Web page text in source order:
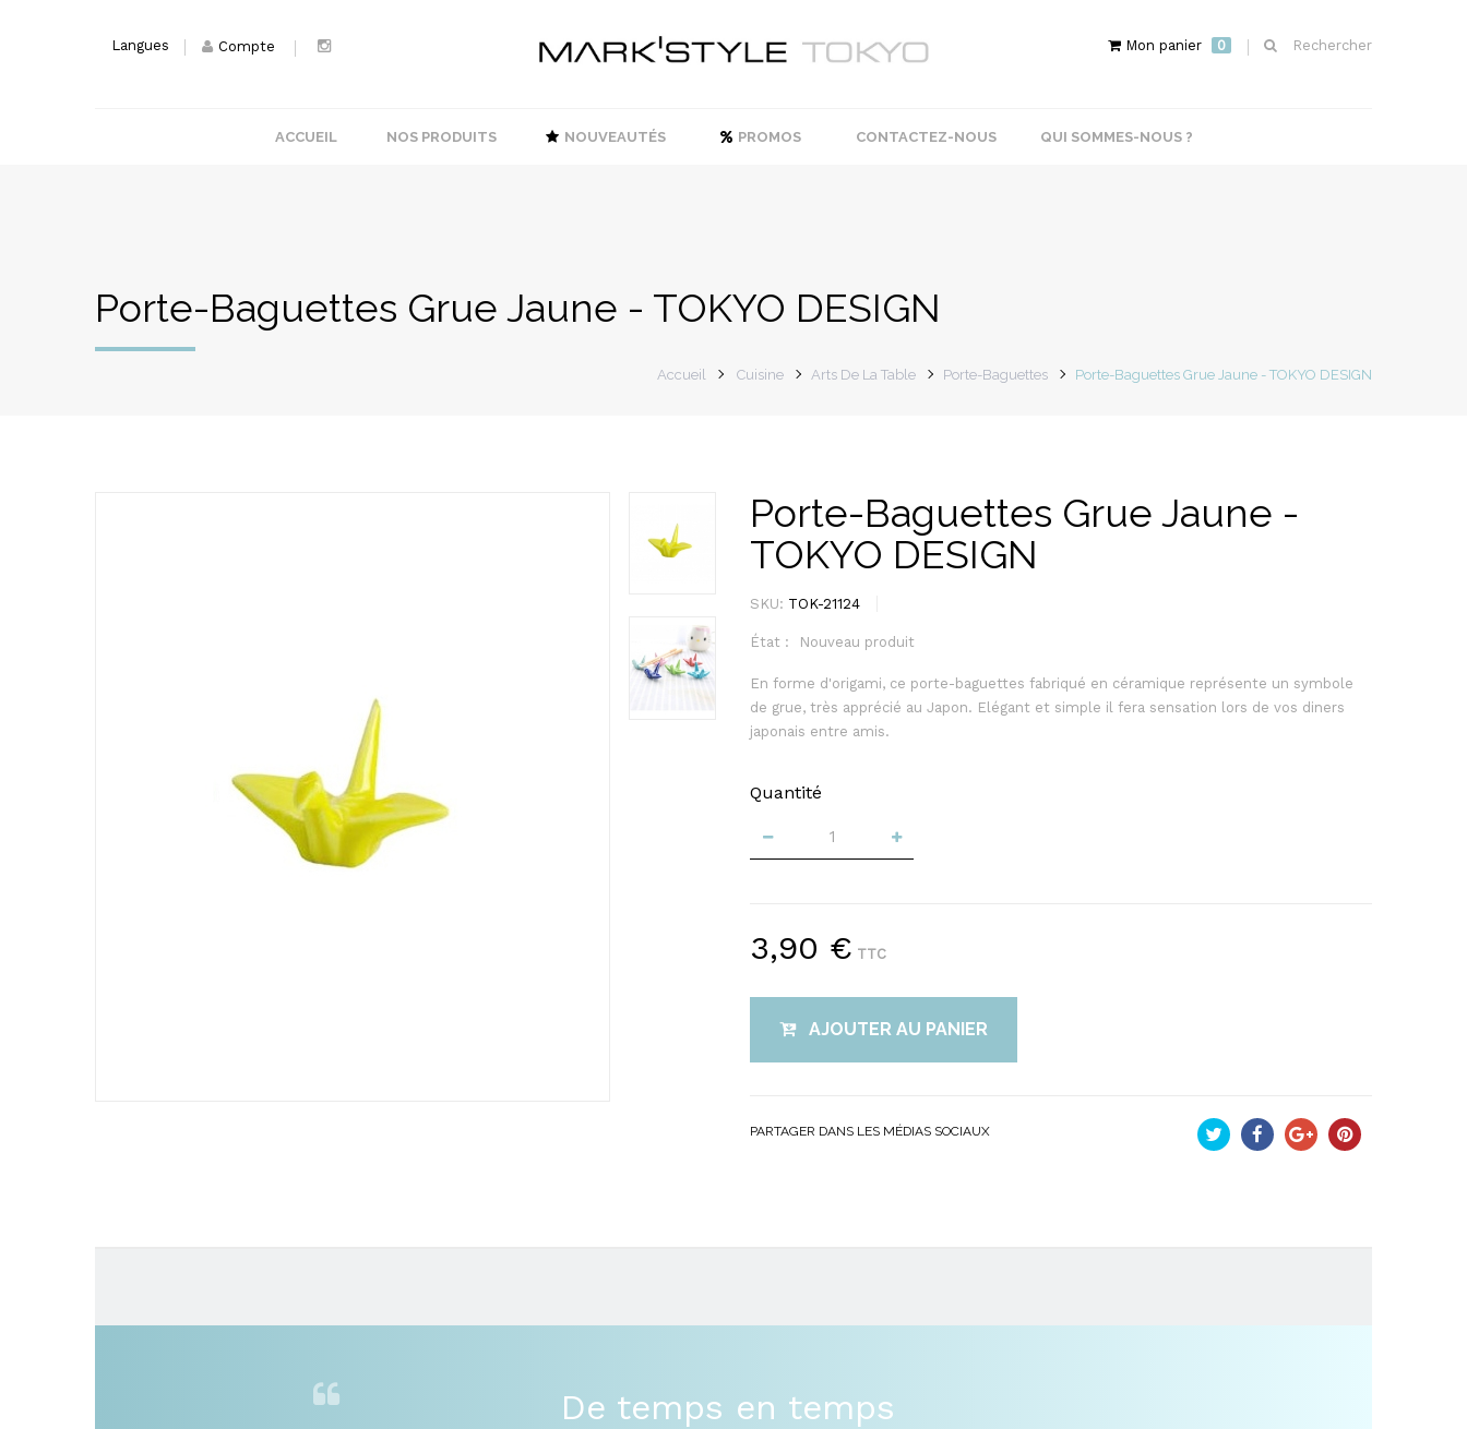
Langues Compte Rechercher
Mon panier 0
ACCUEIL NOS PRODUITS NOUVEAUTÉS PROMOS CONTACTEZ-NOUS QUI SOMMES-NOUS ?
Porte-Baguettes Grue Jaune - TOKYO DESIGN
Accueil Cuisine Arts De La Table Porte-Baguettes Porte-Baguettes Grue Jaune - TOKYO DESIGN
Porte-Baguettes Grue Jaune -
TOKYO DESIGN
SKU: TOK-21124
État : Nouveau produit
En forme d'origami, ce porte-baguettes fabriqué en céramique représente un symbole
de grue, très apprécié au Japon. Elégant et simple il fera sensation lors de vos diners
japonais entre amis.
Quantité
3,90 € TTC
AJOUTER AU PANIER
PARTAGER DANS LES MÉDIAS SOCIAUX
De temps en temps